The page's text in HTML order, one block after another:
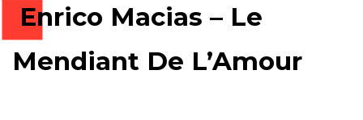
Enrico Macias – Le
Mendiant De L’Amour